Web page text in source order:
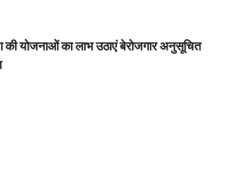
की योजनाओं का लाभ उठाएं बेरोजगार अनुसूचित